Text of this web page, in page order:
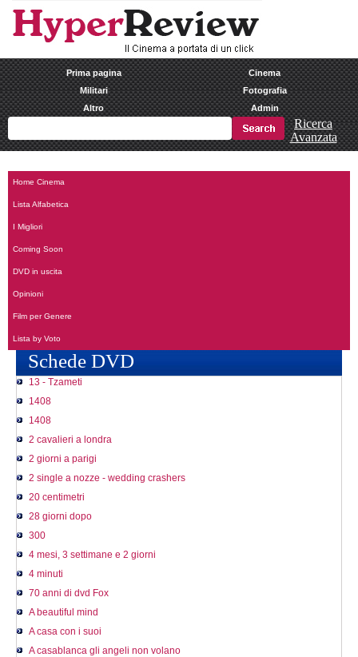
Prima pagina
Cinema
Militari
Fotografia
Altro
Admin
Ricerca
Avanzata
Home Cinema
Lista Alfabetica
I Migliori
Coming Soon
DVD in uscita
Opinioni
Film per Genere
Lista by Voto
Schede DVD
13 - Tzameti
1408
1408
2 cavalieri a londra
2 giorni a parigi
2 single a nozze - wedding crashers
20 centimetri
28 giorni dopo
300
4 mesi, 3 settimane e 2 giorni
4 minuti
70 anni di dvd Fox
A beautiful mind
A casa con i suoi
A casablanca gli angeli non volano